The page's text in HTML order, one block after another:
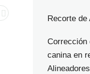
Recorte de
Corrección
canina en